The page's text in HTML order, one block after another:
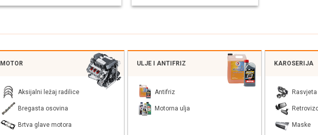
MOTOR
Aksijalni ležaj radilice
Bregasta osovina
Brtva glave motora
ULJE I ANTIFRIZ
Antifriz
Motorna ulja
KAROSERIJA
Rasvjeta
Maske